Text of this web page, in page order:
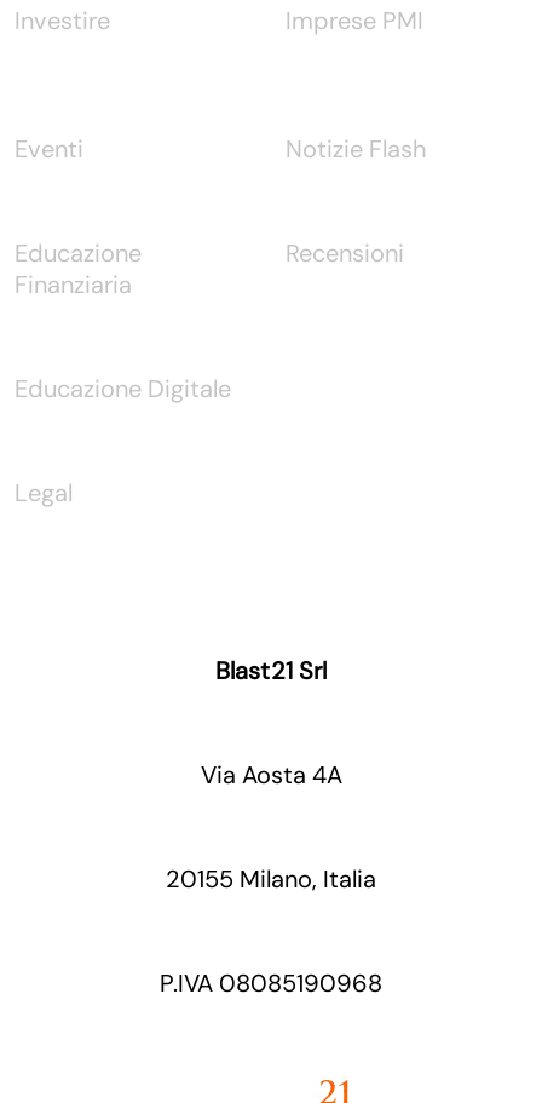
Investire Imprese PMI
Eventi
Educazione
Finanziaria
Educazione Digitale
Legal
Notizie Flash
Recensioni
Blast21 Srl
Via Aosta 4A
20155 Milano, Italia
P.IVA 08085190968